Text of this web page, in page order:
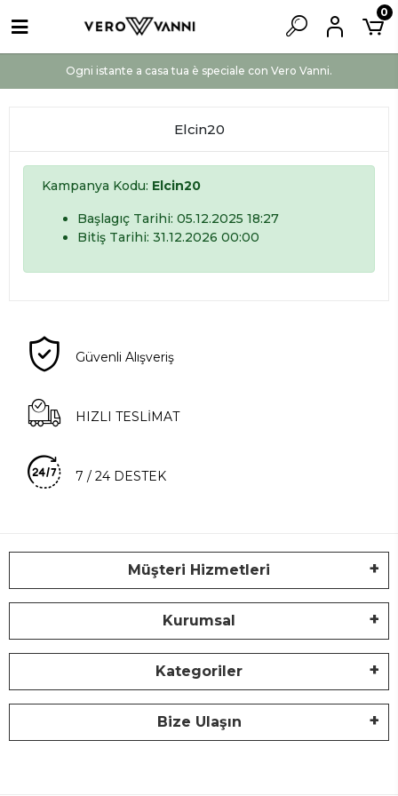
Ogni istante a casa tua è speciale con Vero Vanni.
0
Elcin20
Kampanya Kodu: Elcin20
Başlagıç Tarihi: 05.12.2025 18:27
Bitiş Tarihi: 31.12.2026 00:00
Güvenli Alışveriş
HIZLI TESLİMAT
7 / 24 DESTEK
Müşteri Hizmetleri
Kurumsal
Kategoriler
Bize Ulaşın